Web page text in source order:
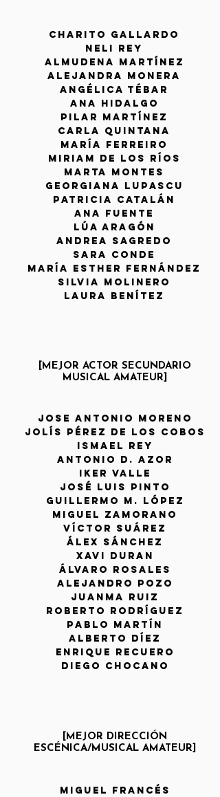
[MEJOR ACTOR SECUNDARIO
MUSICAL AMATEUR]
CHARITO GALLARDO
NELI REY
ALMUDENA MARTÍNEZ
ALEJANDRA MONERA
ANGÉLICA TÉBAR
ANA HIDALGO
PILAR MARTÍNEZ
carla quintana
maría ferreiro
miriam de los ríos
marta montes
GEORGIANA LUPASCU
PATRICIA CATALÁN
Ana Fuente
Lúa Aragón
Andrea Sagredo
Sara Conde
María Esther Fernández
Silvia Molinero
​LAURA BENÍTEZ
JOSE ANTONIO MORENO
JOLÍS PÉREZ DE LOS COBOS
ISMAEL REY
ANTONIO D. AZOR
IKER VALLE
JOSÉ LUIS PINTO
GUILLERMO M. LÓPEZ
miguel zamorano
víctor suárez
álex sánchez
XAVI DURAN
ÁLVARO ROSALES
ALEJANDRO POZO
JUANMA RUIZ
Roberto Rodríguez
Pablo Martín
ALBERTO DÍEZ
Enrique Recuero
DIEGO CHOCANO
[MEJOR DIRECCIÓN
ESCÉNICA/MUSICAL AMATEUR]
MIGUEL FRANCÉS